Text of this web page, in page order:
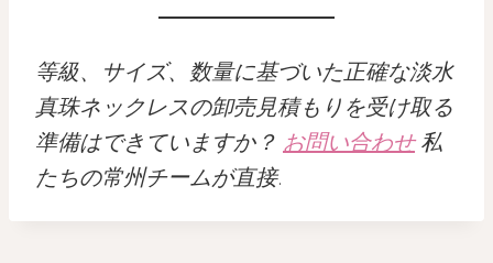
等級、サイズ、数量に基づいた正確な淡水
真珠ネックレスの卸売見積もりを受け取る
準備はできていますか？ お問い合わせ私
たちの常州チームが直接.